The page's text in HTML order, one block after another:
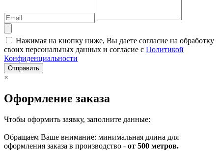
Нажимая на кнопку ниже, Вы даете согласие на обработку
своих персональных данных и согласие с Политикой
Конфиденциальности
Отправить
×
Оформление заказа
Чтобы оформить заявку, заполните данные:
Обращаем Ваше внимание: минимальная длина для
оформления заказа в производство - от 500 метров.